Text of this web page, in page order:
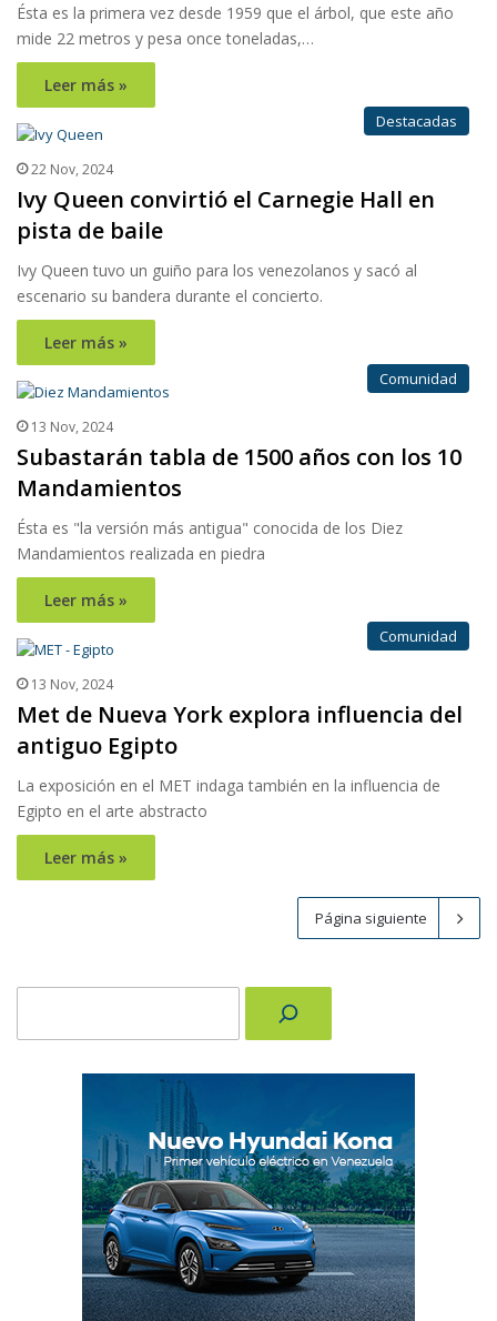
Ésta es la primera vez desde 1959 que el árbol, que este año
mide 22 metros y pesa once toneladas,…
Leer más »
Destacadas
22 Nov, 2024
Ivy Queen convirtió el Carnegie Hall en
pista de baile
Ivy Queen tuvo un guiño para los venezolanos y sacó al
escenario su bandera durante el concierto.
Leer más »
Comunidad
13 Nov, 2024
Subastarán tabla de 1500 años con los 10
Mandamientos
Ésta es "la versión más antigua" conocida de los Diez
Mandamientos realizada en piedra
Leer más »
Comunidad
13 Nov, 2024
Met de Nueva York explora influencia del
antiguo Egipto
La exposición en el MET indaga también en la influencia de
Egipto en el arte abstracto
Leer más »
Página siguiente